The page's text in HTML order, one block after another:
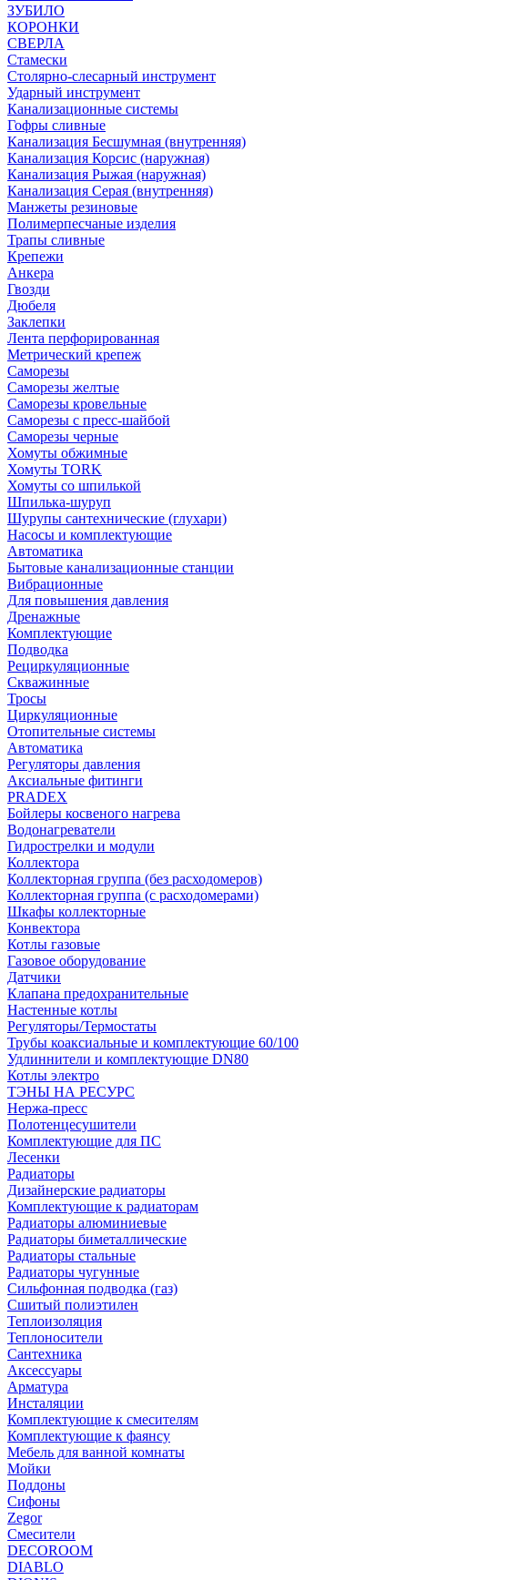
ЗУБИЛО
КОРОНКИ
СВЕРЛА
Стамески
Столярно-слесарный инструмент
Ударный инструмент
Канализационные системы
Гофры сливные
Канализация Бесшумная (внутренняя)
Канализация Корсис (наружная)
Канализация Рыжая (наружная)
Канализация Серая (внутренняя)
Манжеты резиновые
Полимерпесчаные изделия
Трапы сливные
Крепежи
Анкера
Гвозди
Дюбеля
Заклепки
Лента перфорированная
Метрический крепеж
Саморезы
Саморезы желтые
Саморезы кровельные
Саморезы с пресс-шайбой
Саморезы черные
Хомуты обжимные
Хомуты TORK
Хомуты со шпилькой
Шпилька-шуруп
Шурупы сантехнические (глухари)
Насосы и комплектующие
Автоматика
Бытовые канализационные станции
Вибрационные
Для повышения давления
Дренажные
Комплектующие
Подводка
Рециркуляционные
Скважинные
Тросы
Циркуляционные
Отопительные системы
Автоматика
Регуляторы давления
Аксиальные фитинги
PRADEX
Бойлеры косвеного нагрева
Водонагреватели
Гидрострелки и модули
Коллектора
Коллекторная группа (без расходомеров)
Коллекторная группа (с расходомерами)
Шкафы коллекторные
Конвектора
Котлы газовые
Газовое оборудование
Датчики
Клапана предохранительные
Настенные котлы
Регуляторы/Термостаты
Трубы коаксиальные и комплектующие 60/100
Удлиннители и комплектующие DN80
Котлы электро
ТЭНЫ НА РЕСУРС
Нержа-пресс
Полотенцесушители
Комплектующие для ПС
Лесенки
Радиаторы
Дизайнерские радиаторы
Комплектующие к радиаторам
Радиаторы алюминиевые
Радиаторы биметаллические
Радиаторы стальные
Радиаторы чугунные
Сильфонная подводка (газ)
Сшитый полиэтилен
Теплоизоляция
Теплоносители
Сантехника
Аксессуары
Арматура
Инсталяции
Комплектующие к смесителям
Комплектующие к фаянсу
Мебель для ванной комнаты
Мойки
Поддоны
Сифоны
Zegor
Смесители
DECOROOM
DIABLO